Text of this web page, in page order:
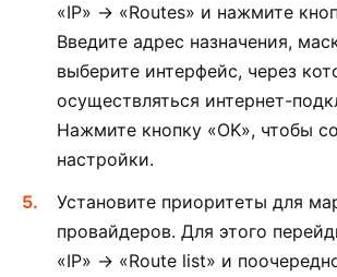
«IP» -> «Routes» и нажмите
Введите адрес назначения,
выберите интерфейс, через
осуществляться интернет-
Нажмите кнопку «OK», чтобы
настройки.
Установите приоритеты для
провайдеров. Для этого
«IP» -> «Route list» и